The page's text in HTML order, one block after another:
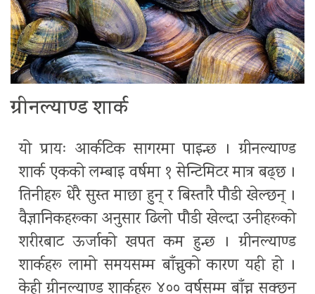
ग्रीनल्याण्ड शार्क
यो प्रायः आर्कटिक सागरमा पाइन्छ । ग्रीनल्याण्ड
शार्क एकको लम्बाइ वर्षमा १ सेन्टिमिटर मात्र बढ्छ ।
तिनीहरू धेरै सुस्त माछा हुन् र बिस्तारै पौडी खेल्छन् ।
वैज्ञानिकहरूका अनुसार ढिलो पौडी खेल्दा उनीहरूको
शरीरबाट ऊर्जाको खपत कम हुन्छ । ग्रीनल्याण्ड
शार्कहरू लामो समयसम्म बाँच्नुको कारण यही हो ।